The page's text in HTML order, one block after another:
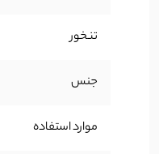
تنخور
جنس
موارد استفاده